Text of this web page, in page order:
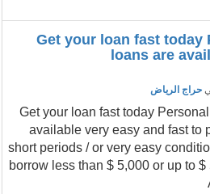
Get your loan fast today
loans are
حراج الرياض
...Get your loan fast today
available very easy and fast to
short periods / or very easy
borrow less than $ 5,000 or up to $